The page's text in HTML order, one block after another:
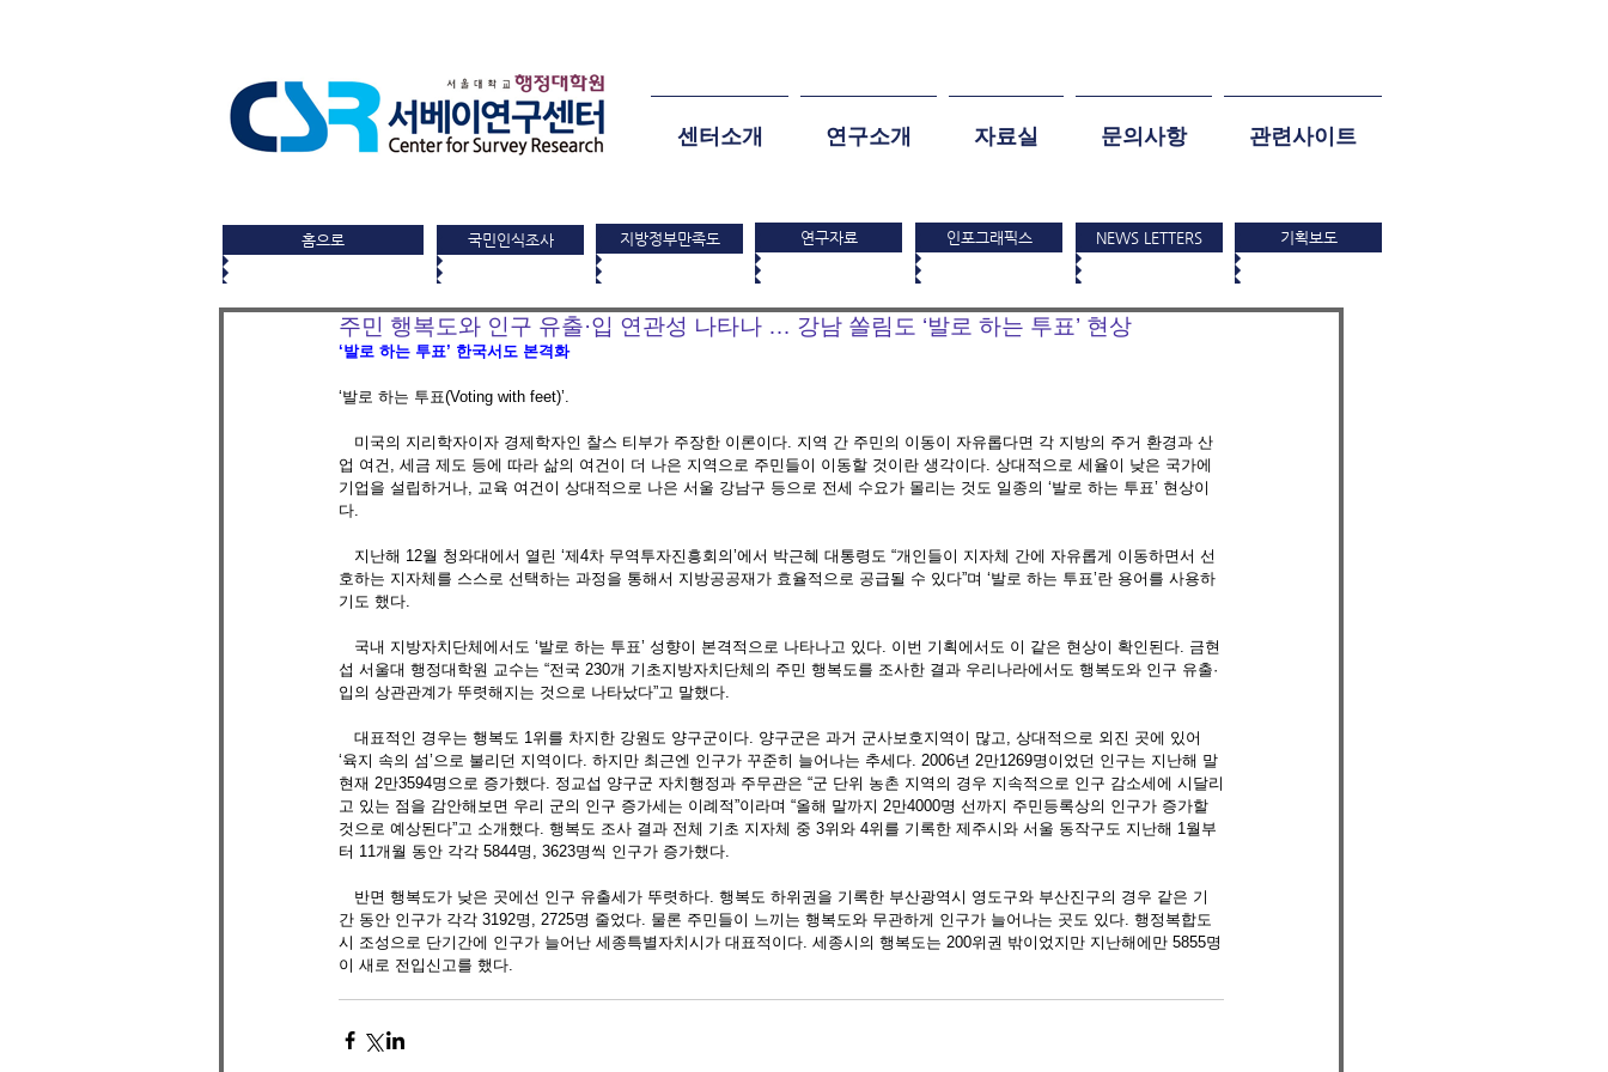
센터소개 연구소개 자료실 문의사항 관련사이트
홈으로 국민인식조사 지방정부만족도 연구자료 인포그래픽스 NEWS LETTERS 기획보도
주민 행복도와 인구 유출·입 연관성 나타나 … 강남 쏠림도 ‘발로 하는 투표’ 현상
‘발로 하는 투표’ 한국서도 본격화
‘발로 하는 투표(Voting with feet)’.
미국의 지리학자이자 경제학자인 찰스 티부가 주장한 이론이다. 지역 간 주민의 이동이 자유롭다면 각 지방의 주거 환경과 산
업 여건, 세금 제도 등에 따라 삶의 여건이 더 나은 지역으로 주민들이 이동할 것이란 생각이다. 상대적으로 세율이 낮은 국가에
기업을 설립하거나, 교육 여건이 상대적으로 나은 서울 강남구 등으로 전세 수요가 몰리는 것도 일종의 ‘발로 하는 투표’ 현상이
다.
지난해 12월 청와대에서 열린 ‘제4차 무역투자진흥회의’에서 박근혜 대통령도 “개인들이 지자체 간에 자유롭게 이동하면서 선
호하는 지자체를 스스로 선택하는 과정을 통해서 지방공공재가 효율적으로 공급될 수 있다”며 ‘발로 하는 투표’란 용어를 사용하
기도 했다.
국내 지방자치단체에서도 ‘발로 하는 투표’ 성향이 본격적으로 나타나고 있다. 이번 기획에서도 이 같은 현상이 확인된다. 금현
섭 서울대 행정대학원 교수는 “전국 230개 기초지방자치단체의 주민 행복도를 조사한 결과 우리나라에서도 행복도와 인구 유출·
입의 상관관계가 뚜렷해지는 것으로 나타났다”고 말했다.
대표적인 경우는 행복도 1위를 차지한 강원도 양구군이다. 양구군은 과거 군사보호지역이 많고, 상대적으로 외진 곳에 있어
‘육지 속의 섬’으로 불리던 지역이다. 하지만 최근엔 인구가 꾸준히 늘어나는 추세다. 2006년 2만1269명이었던 인구는 지난해 말
현재 2만3594명으로 증가했다. 정교섭 양구군 자치행정과 주무관은 “군 단위 농촌 지역의 경우 지속적으로 인구 감소세에 시달리
고 있는 점을 감안해보면 우리 군의 인구 증가세는 이례적”이라며 “올해 말까지 2만4000명 선까지 주민등록상의 인구가 증가할
것으로 예상된다”고 소개했다. 행복도 조사 결과 전체 기초 지자체 중 3위와 4위를 기록한 제주시와 서울 동작구도 지난해 1월부
터 11개월 동안 각각 5844명, 3623명씩 인구가 증가했다.
반면 행복도가 낮은 곳에선 인구 유출세가 뚜렷하다. 행복도 하위권을 기록한 부산광역시 영도구와 부산진구의 경우 같은 기
간 동안 인구가 각각 3192명, 2725명 줄었다. 물론 주민들이 느끼는 행복도와 무관하게 인구가 늘어나는 곳도 있다. 행정복합도
시 조성으로 단기간에 인구가 늘어난 세종특별자치시가 대표적이다. 세종시의 행복도는 200위권 밖이었지만 지난해에만 5855명
이 새로 전입신고를 했다.